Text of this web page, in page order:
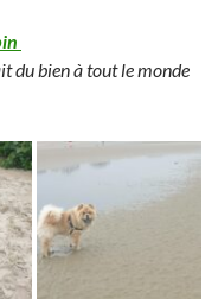
du bien à tout le monde